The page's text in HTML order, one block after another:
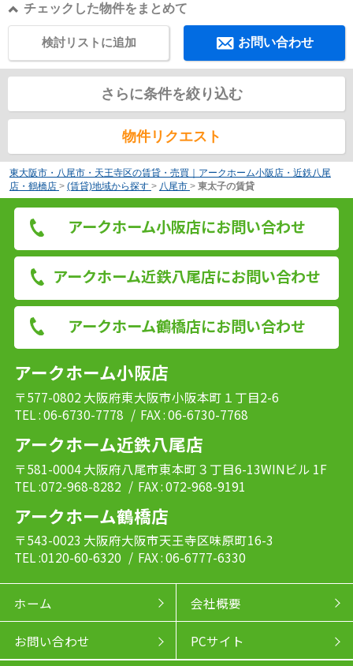
チェックした物件をまとめて
お問い合わせ
検討リストに追加
さらに条件を絞り込む
物件リクエスト
東大阪市・八尾市・天王寺区の賃貸・売買｜アークホーム小阪店・近鉄八尾
店・鶴橋店 > (賃貸)地域から探す > 八尾市 > 東太子の賃貸
アークホーム小阪店にお問い合わせ
アークホーム近鉄八尾店にお問い合わせ
アークホーム鶴橋店にお問い合わせ
アークホーム小阪店
〒577-0802 大阪府東大阪市小阪本町１丁目2-6
TEL : 06-6730-7778 / FAX : 06-6730-7768
アークホーム近鉄八尾店
〒581-0004 大阪府八尾市東本町３丁目6-13WINビル 1F
TEL :072-968-8282 / FAX : 072-968-9191
アークホーム鶴橋店
〒543-0023 大阪府大阪市天王寺区味原町16-3
TEL :0120-60-6320 / FAX : 06-6777-6330
ホーム 会社概要
お問い合わせ PCサイト